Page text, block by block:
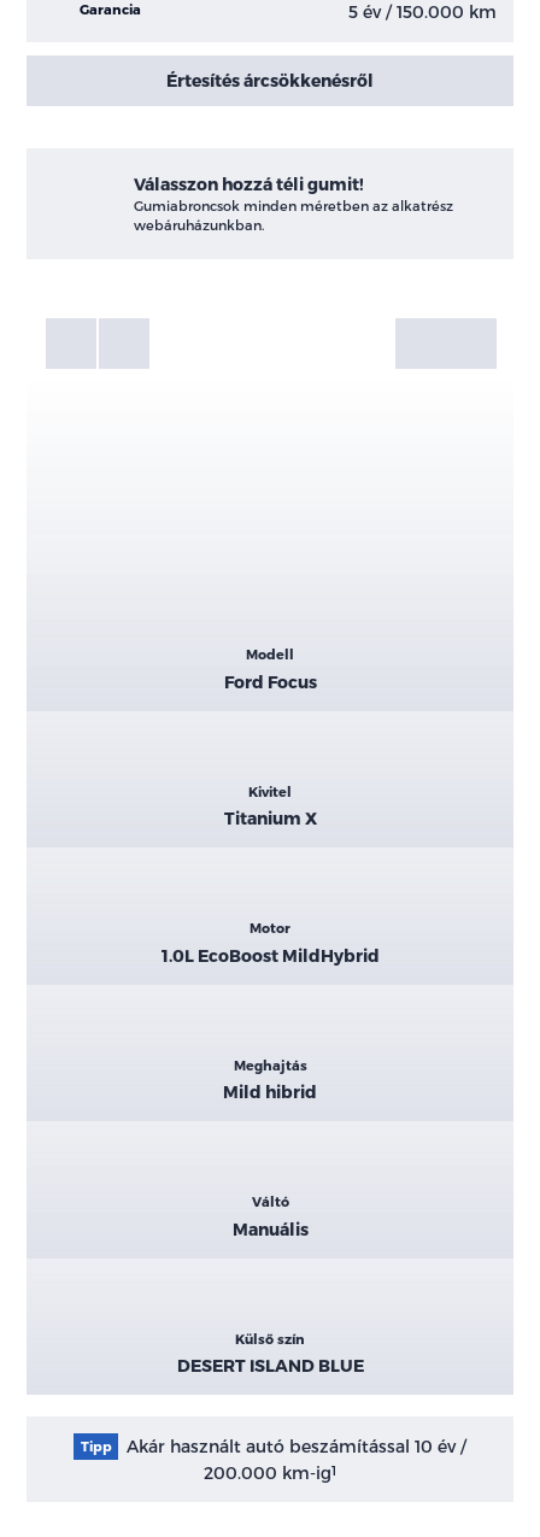
Garancia 5 év / 150.000 km
Értesítés árcsökkenésről
Válasszon hozzá téli gumit!
Gumiabroncsok minden méretben az alkatrész
webáruházunkban.
Galéria
Modell
Ford Focus
Kivitel
Titanium X
Motor
1.0L EcoBoost MildHybrid
Meghajtás
Mild hibrid
Váltó
Manuális
Külső szín
DESERT ISLAND BLUE
Tipp
Akár használt autó beszámítással 10 év /
200.000 km-ig1